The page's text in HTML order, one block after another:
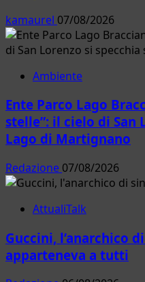
nella
terra
degli
kamaurel 07/08/2026
Ambiente
Ente Parco Lago
stelle”: il cielo di San
Lago di Martignano
Redazione 07/08/2026
AttualiTalk
Guccini, l’anarchico
apparteneva a tutti